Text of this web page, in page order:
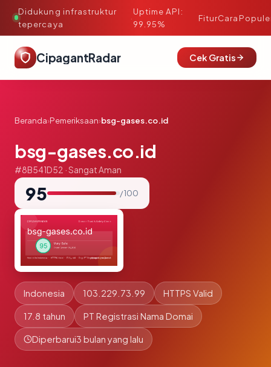
Didukung infrastruktur
tepercaya
·
Uptime API:
99.95%
FiturCara
CipagantRadar Cek Gratis
Beranda›Pemeriksaan›bsg-gases.co.id
bsg-gases.co.id
#8B541D52 · Sangat Aman
95 / 100
Indonesia 103.229.73.99 HTTPS Valid
17.8 tahun PT Registrasi Nama Domai
Diperbarui3 bulan yang lalu